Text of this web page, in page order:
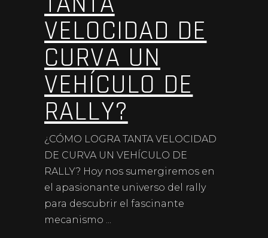
VELOCIDAD DE
CURVA UN
VEHÍCULO DE
RALLY?
¿CÓMO LOGRA TANTA VELOCIDAD
DE CURVA UN VEHÍCULO DE
RALLY? Hoy nos sumergiremos en
el apasionante universo del rally
para descubrir el fascinante
mecanismo